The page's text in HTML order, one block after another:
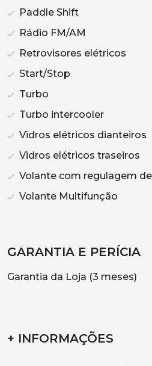
Paddle Shift
Rádio FM/AM
Retrovisores elétricos
Start/Stop
Turbo
Turbo intercooler
Vidros elétricos dianteiros
Vidros elétricos traseiros
Volante com regulagem
Volante Multifunção
GARANTIA E PERÍCIA
Garantia da Loja (3 meses)
+ INFORMAÇÕES